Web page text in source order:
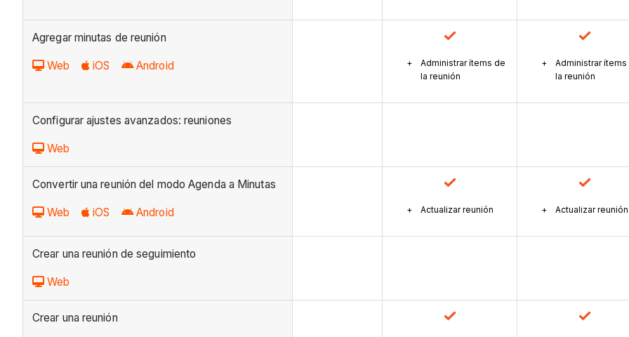
Agregar minutas de reunión
Web iOS Android
Administrar ítems de
la reunión
Administrar
la reunión
Configurar ajustes avanzados: reuniones
Web
Convertir una reunión del modo Agenda a Minutas
Web iOS Android Actualizar reunión Actualizar reunión
Crear una reunión de seguimiento
Web
Crear una reunión